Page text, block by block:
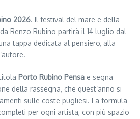
2026. Il festival del mare e della
Renzo Rubino partirà il 14 luglio dal
tappa dedicata al pensiero, alla
Porto Rubino Pensa e segna
della rassegna, che quest’anno si
sulle coste pugliesi. La formula
per ogni artista, con più spazio